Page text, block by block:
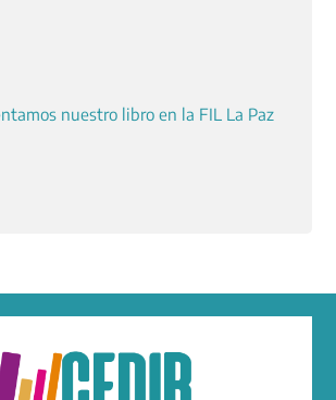
nuestro libro en la FIL La Paz